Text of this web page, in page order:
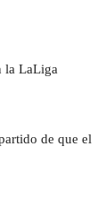
la LaLiga
de que el